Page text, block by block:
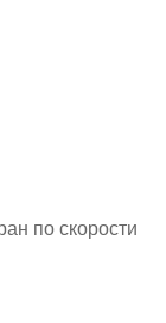
по скорости